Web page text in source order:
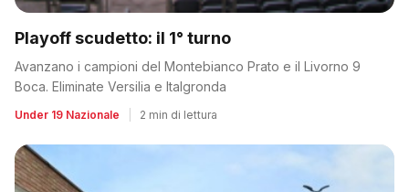
Playoff scudetto: il 1° turno
Avanzano i campioni del Montebianco Prato e il Livorno 9
Boca. Eliminate Versilia e Italgronda
Under 19 Nazionale 2 min di lettura